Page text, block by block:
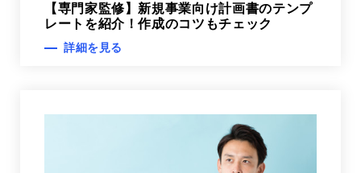
【専門家監修】新規事業向け計画書のテンプ
レートを紹介！作成のコツもチェック
詳細を見る